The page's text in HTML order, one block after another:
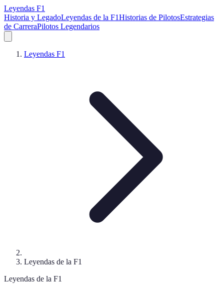
Leyendas F1
Historia y LegadoLeyendas de la F1Historias de PilotosEstrategias
de CarreraPilotos Legendarios
Leyendas F1
Leyendas de la F1
Leyendas de la F1